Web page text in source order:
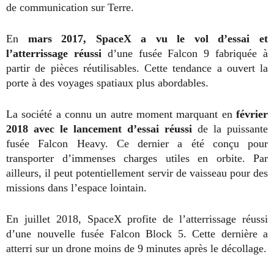
de communication sur Terre.
En mars 2017, SpaceX a vu le vol d’essai et
l’atterrissage réussi d’une fusée Falcon 9 fabriquée à
partir de pièces réutilisables. Cette tendance a ouvert la
porte à des voyages spatiaux plus abordables.
La société a connu un autre moment marquant en février
2018 avec le lancement d’essai réussi de la puissante
fusée Falcon Heavy. Ce dernier a été conçu pour
transporter d’immenses charges utiles en orbite. Par
ailleurs, il peut potentiellement servir de vaisseau pour des
missions dans l’espace lointain.
En juillet 2018, SpaceX profite de l’atterrissage réussi
d’une nouvelle fusée Falcon Block 5. Cette dernière a
atterri sur un drone moins de 9 minutes après le décollage.